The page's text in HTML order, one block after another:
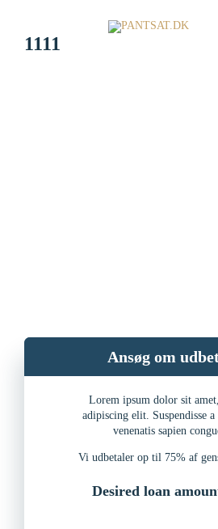
1111
Ansøg om
Lorem ipsum dolor sit
adipiscing elit. Suspendisse
venenatis sapien
Vi udbetaler op til 75% af
Desired loan